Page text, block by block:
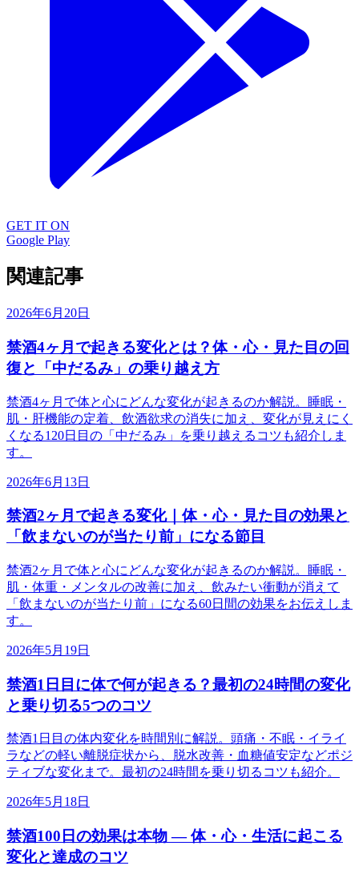
GET IT ON
Google Play
関連記事
2026年6月20日
禁酒4ヶ月で起きる変化とは？体・心・見た目の回
復と「中だるみ」の乗り越え方
禁酒4ヶ月で体と心にどんな変化が起きるのか解説。睡眠・
肌・肝機能の定着、飲酒欲求の消失に加え、変化が見えにく
くなる120日目の「中だるみ」を乗り越えるコツも紹介しま
す。
2026年6月13日
禁酒2ヶ月で起きる変化｜体・心・見た目の効果と
「飲まないのが当たり前」になる節目
禁酒2ヶ月で体と心にどんな変化が起きるのか解説。睡眠・
肌・体重・メンタルの改善に加え、飲みたい衝動が消えて
「飲まないのが当たり前」になる60日間の効果をお伝えしま
す。
2026年5月19日
禁酒1日目に体で何が起きる？最初の24時間の変化
と乗り切る5つのコツ
禁酒1日目の体内変化を時間別に解説。頭痛・不眠・イライ
ラなどの軽い離脱症状から、脱水改善・血糖値安定などポジ
ティブな変化まで。最初の24時間を乗り切るコツも紹介。
2026年5月18日
禁酒100日の効果は本物 ― 体・心・生活に起こる
変化と達成のコツ